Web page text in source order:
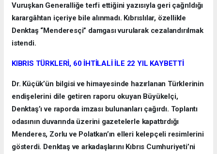
Vuruşkan Generalliğe terfi ettiğini yazısıyla geri çağrıldığı
karargâhtan içeriye bile alınmadı. Kıbrıslılar, özellikle
Denktaş “Menderesçi” damgası vurularak cezalandırılmak
istendi.
KIBRIS TÜRKLERİ, 60 İHTİLALİ İLE 22 YIL KAYBETTİ
Dr. Küçük’ün bilgisi ve himayesinde hazırlanan Türklerinin
endişelerini dile getiren raporu okuyan Büyükelçi,
Denktaş’ı ve raporda imzası bulunanları çağırdı. Toplantı
odasının duvarında üzerini gazetelerle kapattırdığı
Menderes, Zorlu ve Polatkan’ın elleri kelepçeli resimlerini
gösterdi. Denktaş ve arkadaşlarını Kıbrıs Cumhuriyeti’ni